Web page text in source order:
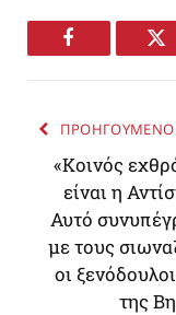
Facebook
«Κοινός
είναι η
Αυτό
με τους
οι
της